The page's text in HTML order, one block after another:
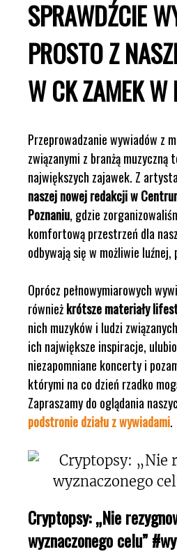
SPRAWDŹCIE
PROSTO Z
W CK ZAMEK W
Przeprowadzanie wywiadów z
związanymi z branżą muzyczną
największych zajawek. Z
naszej nowej redakcji w
Poznaniu, gdzie
komfortową przestrzeń dla
odbywają się w możliwie
Oprócz pełnowymiarowych
równieżkrótsze materiały
nich muzyków i ludzi
ich największe inspiracje,
niezapomniane koncerty i
którymi na co dzień rzadko
Zapraszamy do oglądania
podstronie działu z wywiadami.
Cryptopsy: „Nie
wyznaczonego celu”